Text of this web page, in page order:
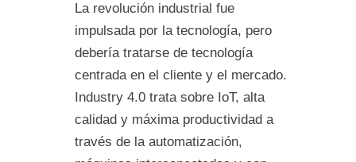
La revolución industrial fue
impulsada por la tecnología, pero
debería tratarse de tecnología
centrada en el cliente y el mercado.
Industry 4.0 trata sobre IoT, alta
calidad y máxima productividad a
través de la automatización,